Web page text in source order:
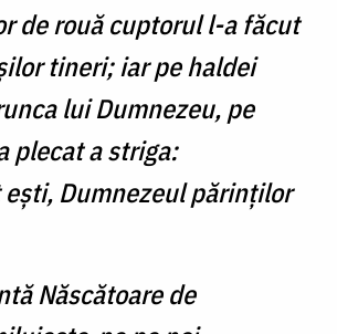
de rouă cuptorul l-a făcut
tineri; iar pe haldei
lui Dumnezeu, pe
plecat a striga:
Dumnezeul părinţilor
Născătoare de